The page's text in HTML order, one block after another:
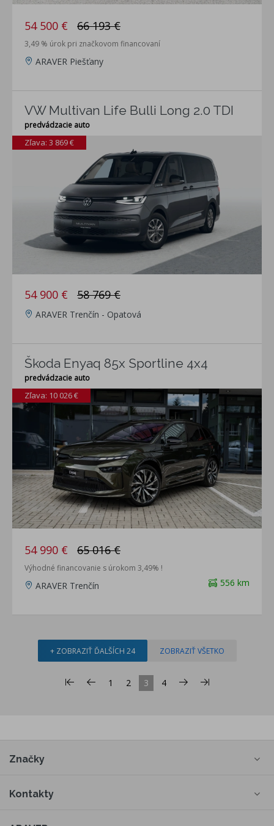
54 500 € 66 193 €
3,49 % úrok pri značkovom financovaní
ARAVER Piešťany
VW Multivan Life Bulli Long 2.0 TDI
predvádzacie auto
Zľava: 3 869 €
54 900 € 58 769 €
ARAVER Trenčín - Opatová
Škoda Enyaq 85x Sportline 4x4
predvádzacie auto
Zľava: 10 026 €
54 990 € 65 016 €
Výhodné financovanie s úrokom 3,49% !
556 km
ARAVER Trenčín
+ ZOBRAZIŤ ĎALŠÍCH 24 ZOBRAZIŤ VŠETKO
1 2 3 4
Značky
Kontakty